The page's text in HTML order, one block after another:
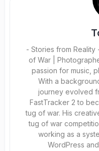
- Stories from
of War |
passion for music,
With a
journey evolved
FastTracker 2 to
tug of war. His
tug of war
working as a
WordPress